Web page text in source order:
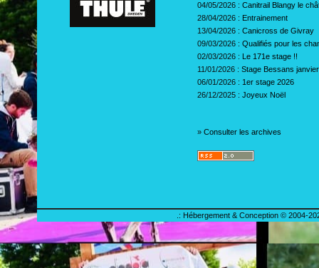
04/05/2026 : Canitrail Blangy le
28/04/2026 : Entrainement
13/04/2026 : Canicross de Givray
09/03/2026 : Qualifiés pour les
02/03/2026 : Le 171e stage !!
11/01/2026 : Stage Bessans
06/01/2026 : 1er stage 2026
26/12/2025 : Joyeux Noël
» Consulter les archives
.: Hébergement & Conception © 2004-